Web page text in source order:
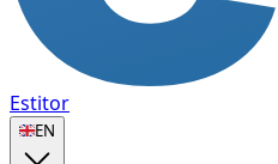
Estitor
🇬🇧EN